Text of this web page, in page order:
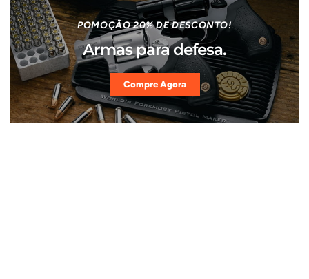
POMOÇÃO 20% DE DESCONTO!
Armas para defesa.
Compre Agora